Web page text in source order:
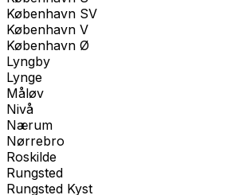
København SV
København V
København Ø
Lyngby
Lynge
Måløv
Nivå
Nærum
Nørrebro
Roskilde
Rungsted
Rungsted Kyst